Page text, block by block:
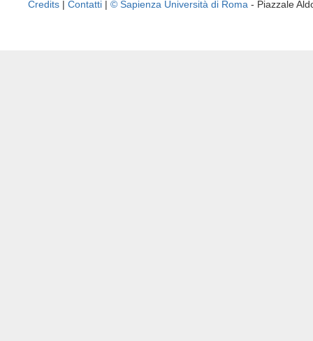
Credits | Contatti | © Sapienza Università di Roma - Piazzale